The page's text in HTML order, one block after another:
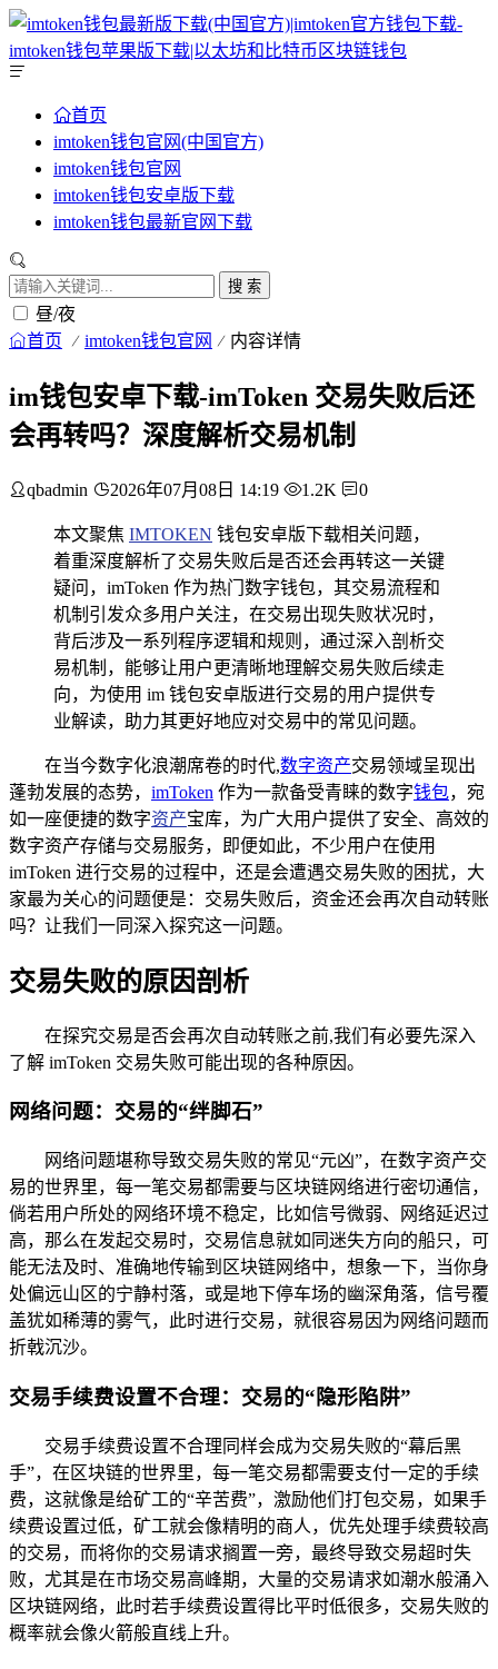
首页
imtoken钱包官网(中国官方)
imtoken钱包官网
imtoken钱包安卓版下载
imtoken钱包最新官网下载
搜 索
昼/夜
首页 imtoken钱包官网 内容详情
im钱包安卓下载-imToken 交易失败后还
会再转吗？深度解析交易机制
qbadmin 2026年07月08日 14:19 1.2K 0
本文聚焦 IMTOKEN 钱包安卓版下载相关问题，
着重深度解析了交易失败后是否还会再转这一关键
疑问，imToken 作为热门数字钱包，其交易流程和
机制引发众多用户关注，在交易出现失败状况时，
背后涉及一系列程序逻辑和规则，通过深入剖析交
易机制，能够让用户更清晰地理解交易失败后续走
向，为使用 im 钱包安卓版进行交易的用户提供专
业解读，助力其更好地应对交易中的常见问题。
在当今数字化浪潮席卷的时代,数字资产交易领域呈现出
蓬勃发展的态势， imToken 作为一款备受青睐的数字钱包，宛
如一座便捷的数字资产宝库，为广大用户提供了安全、高效的
数字资产存储与交易服务，即便如此，不少用户在使用
imToken 进行交易的过程中，还是会遭遇交易失败的困扰，大
家最为关心的问题便是：交易失败后，资金还会再次自动转账
吗？让我们一同深入探究这一问题。
交易失败的原因剖析
在探究交易是否会再次自动转账之前,我们有必要先深入
了解 imToken 交易失败可能出现的各种原因。
网络问题：交易的“绊脚石”
网络问题堪称导致交易失败的常见“元凶”，在数字资产交
易的世界里，每一笔交易都需要与区块链网络进行密切通信，
倘若用户所处的网络环境不稳定，比如信号微弱、网络延迟过
高，那么在发起交易时，交易信息就如同迷失方向的船只，可
能无法及时、准确地传输到区块链网络中，想象一下，当你身
处偏远山区的宁静村落，或是地下停车场的幽深角落，信号覆
盖犹如稀薄的雾气，此时进行交易，就很容易因为网络问题而
折戟沉沙。
交易手续费设置不合理：交易的“隐形陷阱”
交易手续费设置不合理同样会成为交易失败的“幕后黑
手”，在区块链的世界里，每一笔交易都需要支付一定的手续
费，这就像是给矿工的“辛苦费”，激励他们打包交易，如果手
续费设置过低，矿工就会像精明的商人，优先处理手续费较高
的交易，而将你的交易请求搁置一旁，最终导致交易超时失
败，尤其是在市场交易高峰期，大量的交易请求如潮水般涌入
区块链网络，此时若手续费设置得比平时低很多，交易失败的
概率就会像火箭般直线上升。